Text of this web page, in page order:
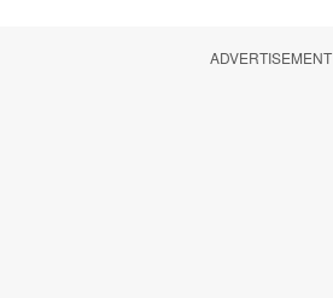
ADVERTISEMENT